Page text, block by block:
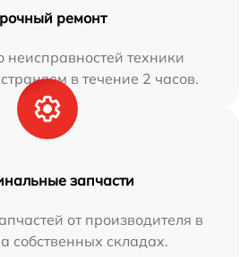
ремонт
неисправностей техники
в течение 2 часов.
запчасти
от производителя в
собственных складах.